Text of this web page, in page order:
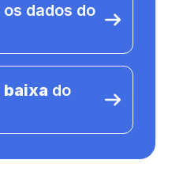
os dados do
baixa do